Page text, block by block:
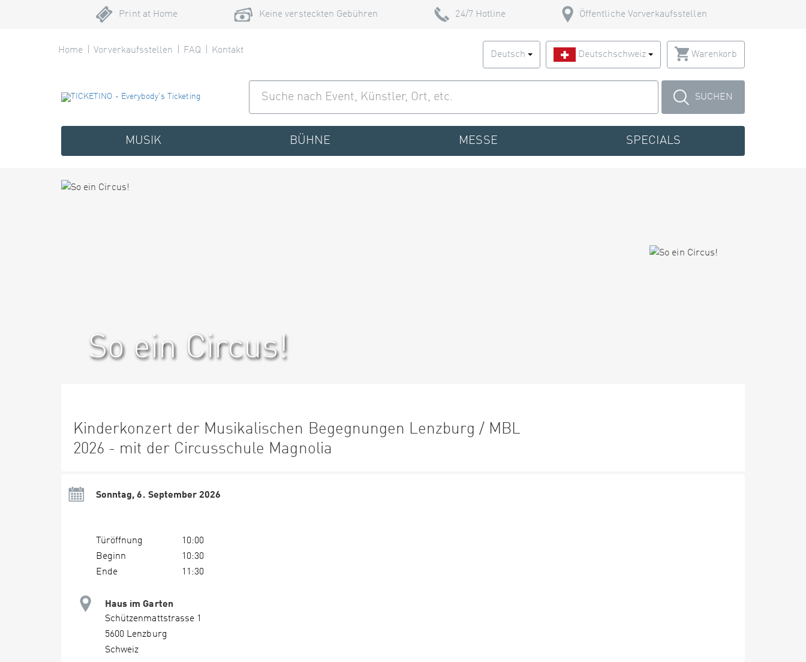
Print at Home Keine versteckten Gebühren 24/7 Hotline Öffentliche Vorverkaufsstellen
Home Vorverkaufsstellen FAQ Kontakt Deutsch Deutschschweiz Warenkorb
SUCHEN
MUSIK BÜHNE MESSE SPECIALS
So ein Circus!
Kinderkonzert der Musikalischen Begegnungen Lenzburg / MBL
2026 - mit der Circusschule Magnolia
Sonntag, 6. September 2026
Türöffnung
10:00
Beginn
10:30
Ende
11:30
Haus im Garten
Schützenmattstrasse 1
5600 Lenzburg
Schweiz